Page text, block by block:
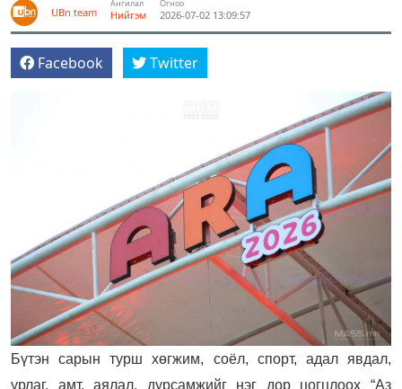
UBn team
Ангилал
Нийгэм
Огноо
2026-07-02 13:09:57
Facebook Twitter
Бүтэн сарын турш хөгжим, соёл, спорт, адал явдал,
урлаг, амт, аялал, дурсамжийг нэг дор цогцлоох “Аз